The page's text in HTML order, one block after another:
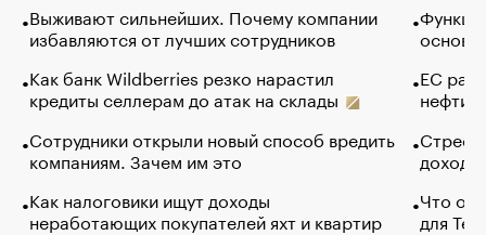
Выживают сильнейших. Почему компании
избавляются от лучших сотрудников
Как банк Wildberries резко нарастил
кредиты селлерам до атак на склады
Сотрудники открыли новый способ вредить
компаниям. Зачем им это
Как налоговики ищут доходы
неработающих покупателей яхт и квартир
основ
ЕС
нефти
Что
для